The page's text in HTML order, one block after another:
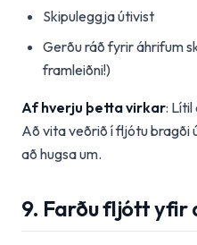
Skipuleggja útivist
Gerðu ráð fyrir áhrifum
framleiðni!)
Af hverju þetta virkar:
Að vita veðrið í fljótu bragði
að hugsa um.
9. Farðu fljótt